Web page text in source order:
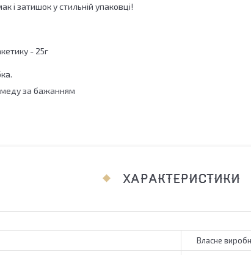
і затишок у стильній упаковці!
- 25г
за бажанням
ХАРАКТЕРИСТИКИ
Власне